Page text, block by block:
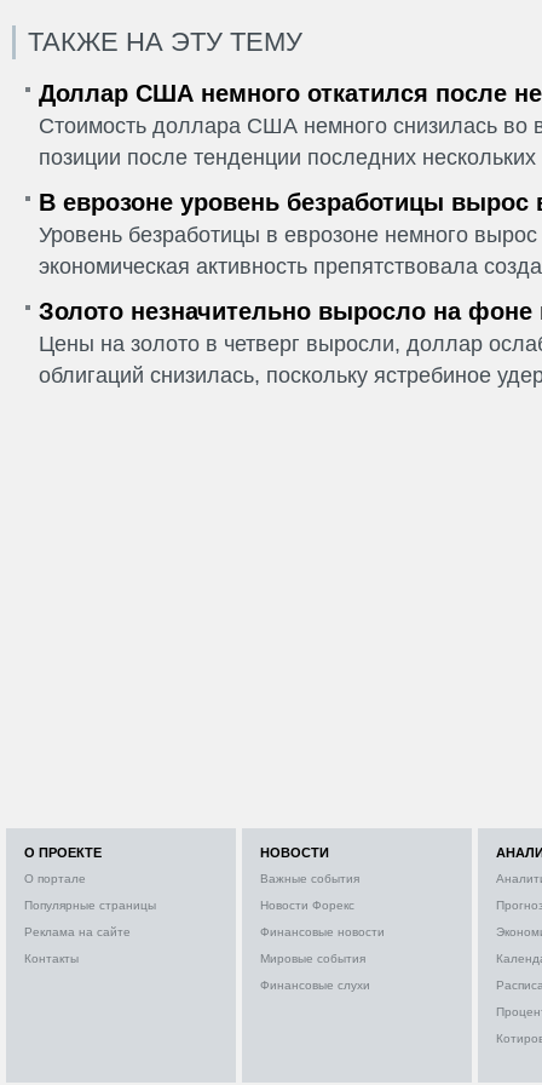
ТАКЖЕ НА ЭТУ ТЕМУ
Доллар США немного откатился после
Стоимость доллара США немного снизилась во
позиции после тенденции последних
В еврозоне уровень безработицы вырос
Уровень безработицы в еврозоне немного
экономическая активность препятствовала
Золото незначительно выросло на фоне
Цены на золото в четверг выросли, доллар
облигаций снизилась, поскольку ястребиное
О ПРОЕКТЕ
О портале
Популярные страницы
Реклама на сайте
Контакты
НОВОСТИ
Важные события
Новости Форекс
Финансовые новости
Мировые события
Финансовые слухи